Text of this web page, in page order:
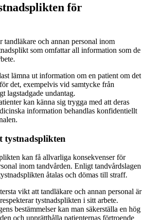
för
tandläkare och annan personal inom
som omfattar all information som de
lämna ut information om en patient om det
det, exempelvis vid samtycke från
lagstadgade undantag.
kan känna sig trygga med att deras
information behandlas konfidentiellt
tystnadsplikten
kan få allvarliga konsekvenser för
inom tandvården. Enligt tandvårdslagen
åtalas och dömas till straff.
vikt att tandläkare och annan personal är
tystnadsplikten i sitt arbete.
bestämmelser kan man säkerställa en hög
och upprätthålla patienternas förtroende